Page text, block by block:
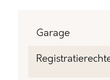
Garage